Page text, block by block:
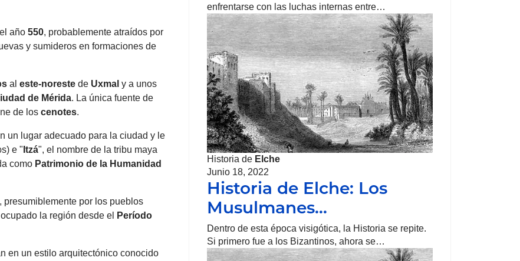
año 550, probablemente atraídos por
y sumideros en formaciones de
al este-noreste de Uxmal y a unos
de Mérida. La única fuente de
de los cenotes.
un lugar adecuado para la ciudad y le
e " Itzá", el nombre de la tribu maya
como Patrimonio de la Humanidad
, presumiblemente por los pueblos
la región desde el
Período
en un estilo arquitectónico conocido
enfrentarse con las luchas internas entre…
Historia de Elche
Junio 18, 2022
Historia de Elche: Los
Musulmanes…
Dentro de esta época visigótica, la Historia se repite.
Si primero fue a los Bizantinos, ahora se…